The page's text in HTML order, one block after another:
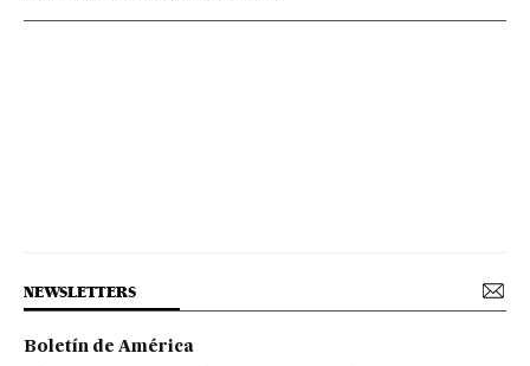
NEWSLETTERS
Boletín de América